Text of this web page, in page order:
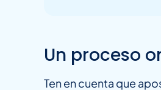
Un proceso
Ten en cuenta que